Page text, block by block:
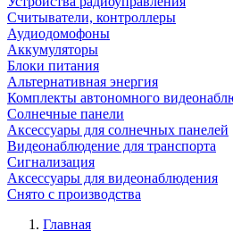
Считыватели, контроллеры
Аудиодомофоны
Аккумуляторы
Блоки питания
Альтернативная энергия
Комплекты автономного
Солнечные панели
Аксессуары для солнечных панелей
Видеонаблюдение для транспорта
Сигнализация
Аксессуары для видеонаблюдения
Снято с производства
Главная